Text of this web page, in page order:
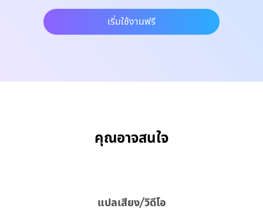
เริ่มใช้งานฟรี
คุณอาจสนใจ
แปลเสียง/วิดีโอ